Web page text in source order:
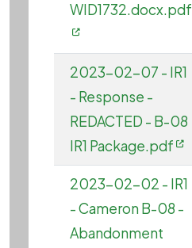
WID1732.docx.pdf
2023-02-07 - IR1
- Response -
REDACTED - B-08
IR1 Package.pdf
2023-02-02 - IR1
- Cameron B-08 -
Abandonment